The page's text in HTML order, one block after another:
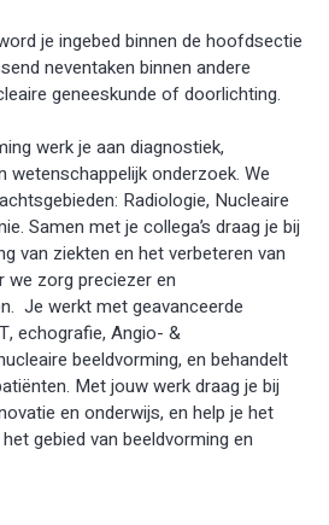
je ingebed binnen de hoofdsectie
neventaken binnen andere
geneeskunde of doorlichting.
werk je aan diagnostiek,
wetenschappelijk onderzoek. We
Radiologie, Nucleaire
Samen met je collega’s draag je bij
van ziekten en het verbeteren van
we zorg preciezer en
Je werkt met geavanceerde
echografie, Angio- &
beeldvorming, en behandelt
Met jouw werk draag je bij
en onderwijs, en help je het
gebied van beeldvorming en